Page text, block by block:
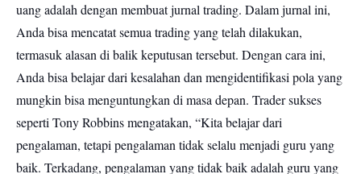
uang adalah dengan membuat jurnal trading. Dalam jurnal ini,
Anda bisa mencatat semua trading yang telah dilakukan,
termasuk alasan di balik keputusan tersebut. Dengan cara ini,
Anda bisa belajar dari kesalahan dan mengidentifikasi pola yang
mungkin bisa menguntungkan di masa depan. Trader sukses
seperti Tony Robbins mengatakan, “Kita belajar dari
pengalaman, tetapi pengalaman tidak selalu menjadi guru yang
baik. Terkadang, pengalaman yang tidak baik adalah guru yang